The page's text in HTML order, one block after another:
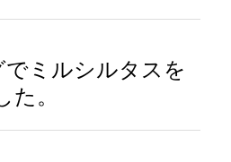
ミルシルタスを
。